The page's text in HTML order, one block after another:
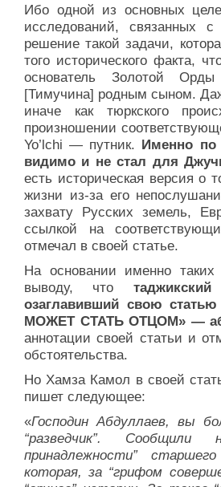
Ибо одной из основных
исследований, связанных
решение такой задачи,
того исторического факта,
основатель Золотой
[Тимучина] родным сыном.
иначе как тюркского
произношении
Yo’lchi — путник. Именно по
видимо и не стал для
есть историческая версия
жизни из-за его
захвату Русских земель,
ссылкой на
отмечал в своей статье.
На основании именно
выводу, что
озаглавивший свою
МОЖЕТ СТАТЬ ОТЦОМ» —
аннотации своей статьи и
обстоятельства.
Но Хамза Камол в своей
пишет следующее:
«Господин Абдуллаев, вы
“разведчик”.
принадлежности”
которая, за “грифом